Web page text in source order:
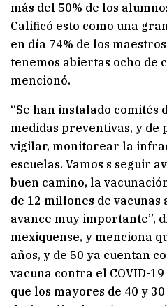
más del 50% de los
Calificó esto como una
en día 74% de los
tenemos abiertas ocho de
mencionó.
“Se han instalado comités
medidas preventivas, y
vigilar, monitorear la
escuelas. Vamos s seguir
buen camino, la
de 12 millones de vacunas
avance muy importante”,
mexiquense, y menciona
años, y de 50 ya cuentan
vacuna contra el COVID-
que los mayores de 40 y